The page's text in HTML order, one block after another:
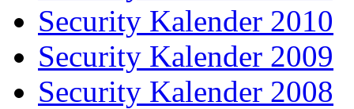
Security Kalender 2010
Security Kalender 2009
Security Kalender 2008